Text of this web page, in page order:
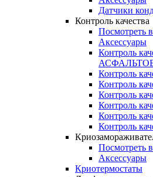
Датчики
Контроль качества
Посмотреть
Аксессуары
Контроль
Контроль
Контроль
Контроль
Контроль
Контроль
Контроль
Посмотреть
Аксессуары
Криотермостаты